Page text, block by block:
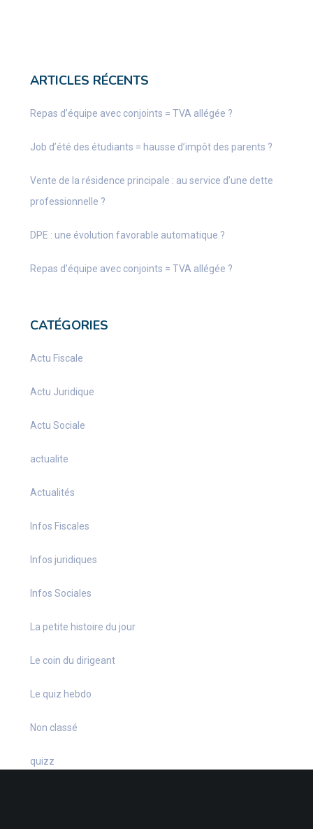
ARTICLES RÉCENTS
Repas d’équipe avec conjoints = TVA allégée ?
Job d’été des étudiants = hausse d’impôt des parents ?
Vente de la résidence principale : au service d’une dette
professionnelle ?
DPE : une évolution favorable automatique ?
Repas d’équipe avec conjoints = TVA allégée ?
CATÉGORIES
Actu Fiscale
Actu Juridique
Actu Sociale
actualite
Actualités
Infos Fiscales
Infos juridiques
Infos Sociales
La petite histoire du jour
Le coin du dirigeant
Le quiz hebdo
Non classé
quizz